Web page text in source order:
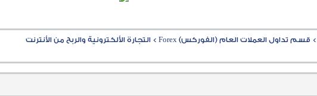
> قسم تداول العملات العام (الفوركس) Forex >التجارة الألكترونية والربح من الأنترنت